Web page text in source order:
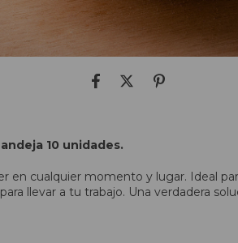
10 unidades.
en cualquier momento y lugar. Ideal
llevar a tu trabajo. Una verdadera